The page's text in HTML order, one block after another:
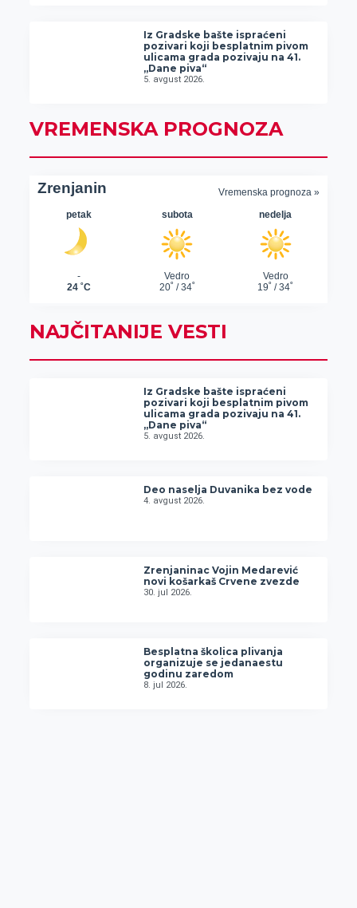
Iz Gradske bašte ispraćeni
pozivari koji besplatnim pivom
ulicama grada pozivaju na 41.
„Dane piva“
5. avgust 2026.
VREMENSKA PROGNOZA
NAJČITANIJE VESTI
Iz Gradske bašte ispraćeni
pozivari koji besplatnim pivom
ulicama grada pozivaju na 41.
„Dane piva“
5. avgust 2026.
Deo naselja Duvanika bez vode
4. avgust 2026.
Zrenjaninac Vojin Medarević
novi košarkaš Crvene zvezde
30. jul 2026.
Besplatna školica plivanja
organizuje se jedanaestu
godinu zaredom
8. jul 2026.